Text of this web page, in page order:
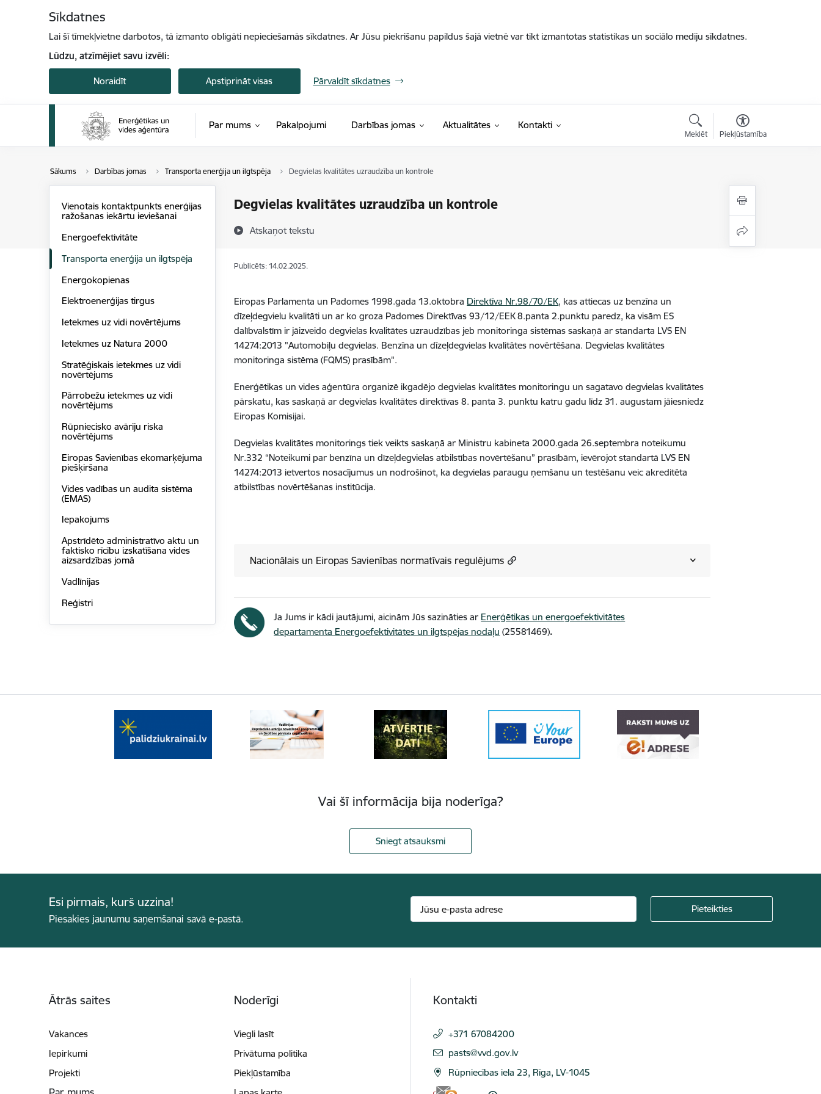
Sīkdatnes
Lai šī tīmekļvietne darbotos, tā izmanto obligāti nepieciešamās sīkdatnes. Ar Jūsu piekrišanu papildus šajā vietnē var tikt izmantotas statistikas un sociālo mediju sīkdatnes.
Lūdzu, atzīmējiet savu izvēli:
Noraidīt Apstiprināt visas Pārvaldīt sīkdatnes
Par mums Pakalpojumi Darbības jomas Aktualitātes Kontakti
Meklēt Piekļūstamība
Sākums Darbības jomas Transporta enerģija un ilgtspēja Degvielas kvalitātes uzraudzība un kontrole
Degvielas kvalitātes uzraudzība un kontrole
Atskaņot tekstu
Vienotais kontaktpunkts enerģijas
ražošanas iekārtu ieviešanai
Energoefektivitāte
Transporta enerģija un ilgtspēja
Energokopienas
Elektroenerģijas tirgus
Ietekmes uz vidi novērtējums
Ietekmes uz Natura 2000
Stratēģiskais ietekmes uz vidi
novērtējums
Pārrobežu ietekmes uz vidi
novērtējums
Rūpniecisko avāriju riska
novērtējums
Eiropas Savienības ekomarķējuma
piešķiršana
Vides vadības un audita sistēma
(EMAS)
Iepakojums
Apstrīdēto administratīvo aktu un
faktisko rīcību izskatīšana vides
aizsardzības jomā
Vadlīnijas
Reģistri
Publicēts: 14.02.2025.
Eiropas Parlamenta un Padomes 1998.gada 13.oktobra Direktīva Nr.98/70/EK, kas attiecas uz benzīna un
dīzeļdegvielu kvalitāti un ar ko groza Padomes Direktīvas 93/12/EEK 8.panta 2.punktu paredz, ka visām ES
dalībvalstīm ir jāizveido degvielas kvalitātes uzraudzības jeb monitoringa sistēmas saskaņā ar standarta LVS EN
14274:2013 "Automobiļu degvielas. Benzīna un dīzeļdegvielas kvalitātes novērtēšana. Degvielas kvalitātes
monitoringa sistēma (FQMS) prasībām".
Enerģētikas un vides aģentūra organizē ikgadējo degvielas kvalitātes monitoringu un sagatavo degvielas kvalitātes
pārskatu, kas saskaņā ar degvielas kvalitātes direktīvas 8. panta 3. punktu katru gadu līdz 31. augustam jāiesniedz
Eiropas Komisijai.
Degvielas kvalitātes monitorings tiek veikts saskaņā ar Ministru kabineta 2000.gada 26.septembra noteikumu
Nr.332 “Noteikumi par benzīna un dīzeļdegvielas atbilstības novērtēšanu” prasībām, ievērojot standartā LVS EN
14274:2013 ietvertos nosacījumus un nodrošinot, ka degvielas paraugu ņemšanu un testēšanu veic akreditēta
atbilstības novērtēšanas institūcija.
Nacionālais un Eiropas Savienības normatīvais regulējums
Ja Jums ir kādi jautājumi, aicinām Jūs sazināties ar Enerģētikas un energoefektivitātes
departamenta Energoefektivitātes un ilgtspējas nodaļu (25581469).
Vai šī informācija bija noderīga?
Sniegt atsauksmi
Esi pirmais, kurš uzzina!
Piesakies jaunumu saņemšanai savā e-pastā.
Ātrās saites
Vakances
Iepirkumi
Projekti
Noderīgi
Viegli lasīt
Privātuma politika
Piekļūstamība
Kontakti
+371 67084200
E-pasts:
pasts@vvd.gov.lv
Rūpniecības iela 23, Rīga, LV-1045